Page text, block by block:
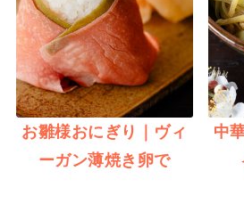
お雛様おにぎり｜ヴィ
ーガン薄焼き卵で
中